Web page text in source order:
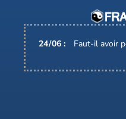
24/06 : Faut-il avoir peur de